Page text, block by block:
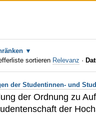
sortieren Relevanz ·
der Studentinnen- und
der Ordnung zu
der